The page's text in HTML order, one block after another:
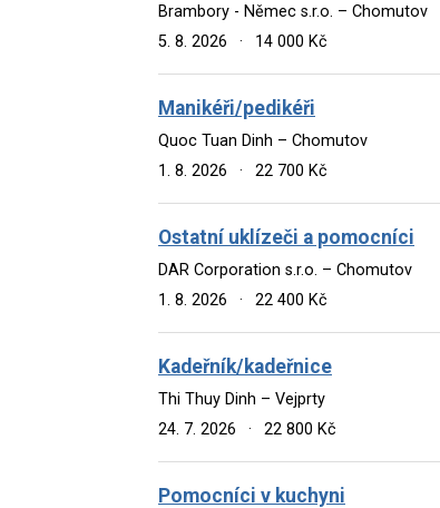
Brambory - Němec s.r.o. – Chomutov
5. 8. 2026
· 14 000 Kč
Manikéři/pedikéři
Quoc Tuan Dinh – Chomutov
1. 8. 2026
· 22 700 Kč
Ostatní uklízeči a pomocníci
DAR Corporation s.r.o. – Chomutov
1. 8. 2026
· 22 400 Kč
Kadeřník/kadeřnice
Thi Thuy Dinh – Vejprty
24. 7. 2026
· 22 800 Kč
Pomocníci v kuchyni